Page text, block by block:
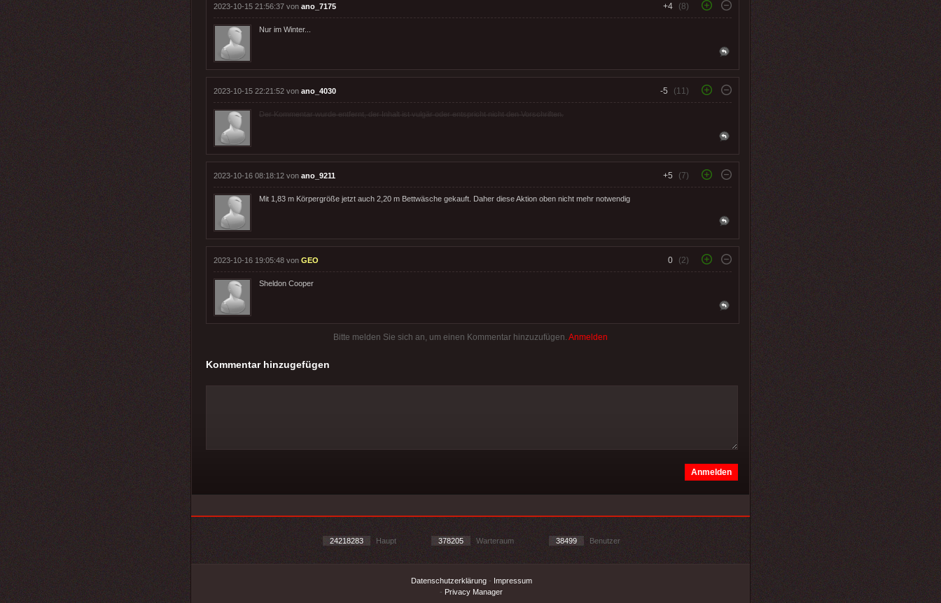
2023-10-15 21:56:37 von ano_7175 +4 (8)
Nur im Winter...
2023-10-15 22:21:52 von ano_4030 -5 (11)
Der Kommentar wurde entfernt, der Inhalt ist vulgär oder entspricht nicht den Vorschriften.
2023-10-16 08:18:12 von ano_9211 +5 (7)
Mit 1,83 m Körpergröße jetzt auch 2,20 m Bettwäsche gekauft. Daher diese Aktion oben nicht mehr notwendig
2023-10-16 19:05:48 von GEO 0 (2)
Sheldon Cooper
Bitte melden Sie sich an, um einen Kommentar hinzuzufügen. Anmelden
Kommentar hinzugefügen
24218283 Haupt 378205 Warteraum 38499 Benutzer
Datenschutzerklärung- Impressum
- Privacy Manager